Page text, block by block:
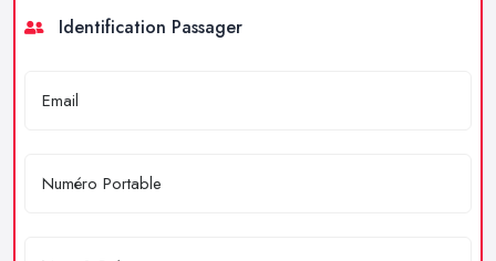
Identification Passager